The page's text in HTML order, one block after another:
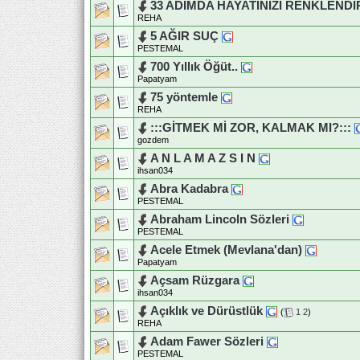
33 ADIMDA HAYATINIZI
REHA
5 AĞIR SUÇ
PESTEMAL
700 Yıllık Öğüt..
Papatyam
75 yöntemle
REHA
:::GİTMEK Mİ ZOR, KALMAK MI?:::
gozdem
A N L A M A Z S I N
ihsan034
Abra Kadabra
PESTEMAL
Abraham Lincoln Sözleri
PESTEMAL
Acele Etmek (Mevlana'dan)
Papatyam
Açsam Rüzgara
ihsan034
Açıklık ve Dürüstlük ( 1 2)
REHA
Adam Fawer Sözleri
PESTEMAL